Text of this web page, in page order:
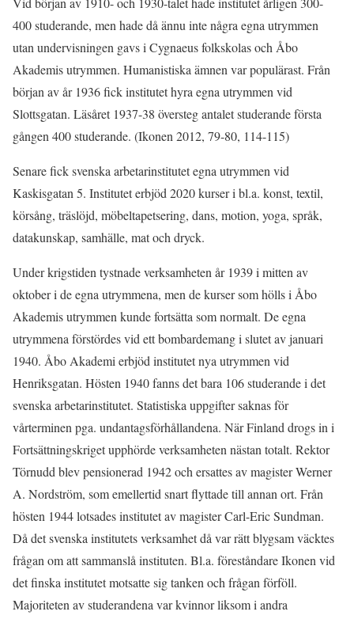
400 studerande, men hade då ännu inte några egna utrymmen
utan undervisningen gavs i Cygnaeus folkskolas och Åbo
Akademis utrymmen. Humanistiska ämnen var populärast. Från
början av år 1936 fick institutet hyra egna utrymmen vid
Slottsgatan. Läsåret 1937-38 översteg antalet studerande första
gången 400 studerande. (Ikonen 2012, 79-80, 114-115)
Senare fick svenska arbetarinstitutet egna utrymmen vid
Kaskisgatan 5. Institutet erbjöd 2020 kurser i bl.a. konst, textil,
körsång, träslöjd, möbeltapetsering, dans, motion, yoga, språk,
datakunskap, samhälle, mat och dryck.
Under krigstiden tystnade verksamheten år 1939 i mitten av
oktober i de egna utrymmena, men de kurser som hölls i Åbo
Akademis utrymmen kunde fortsätta som normalt. De egna
utrymmena förstördes vid ett bombardemang i slutet av januari
1940. Åbo Akademi erbjöd institutet nya utrymmen vid
Henriksgatan. Hösten 1940 fanns det bara 106 studerande i det
svenska arbetarinstitutet. Statistiska uppgifter saknas för
vårterminen pga. undantagsförhållandena. När Finland drogs in i
Fortsättningskriget upphörde verksamheten nästan totalt. Rektor
Törnudd blev pensionerad 1942 och ersattes av magister Werner
A. Nordström, som emellertid snart flyttade till annan ort. Från
hösten 1944 lotsades institutet av magister Carl-Eric Sundman.
Då det svenska institutets verksamhet då var rätt blygsam väcktes
frågan om att sammanslå instituten. Bl.a. föreståndare Ikonen vid
det finska institutet motsatte sig tanken och frågan förföll.
Majoriteten av studerandena var kvinnor liksom i andra